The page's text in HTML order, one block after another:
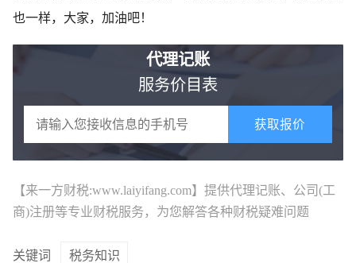
也一样，大家，加油吧！
代理记账
服务价目表
获取报价
【来一方财税:www.laiyifang.com】提供代理记账、公司(工
商)注册等专业财税服务，为您解答各种财税疑难问题
关键词 税务知识